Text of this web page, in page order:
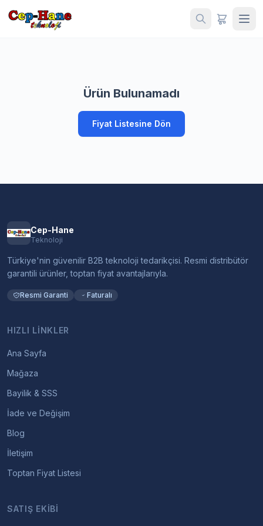
Ürün Bulunamadı
Fiyat Listesine Dön
Cep-Hane
Teknoloji
Türkiye'nin güvenilir B2B teknoloji tedarikçisi. Resmi distribütör
garantili ürünler, toptan fiyat avantajlarıyla.
Resmi Garanti Faturalı
HIZLI LINKLER
Ana Sayfa
Mağaza
Bayilik & SSS
İade ve Değişim
Blog
İletişim
Toptan Fiyat Listesi
SATIŞ EKIBI